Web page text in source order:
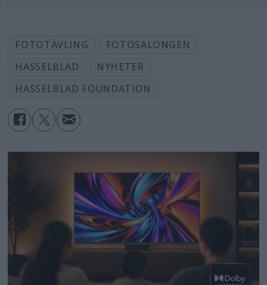
FOTOTÄVLING
FOTOSALONGEN
HASSELBLAD
NYHETER
HASSELBLAD FOUNDATION